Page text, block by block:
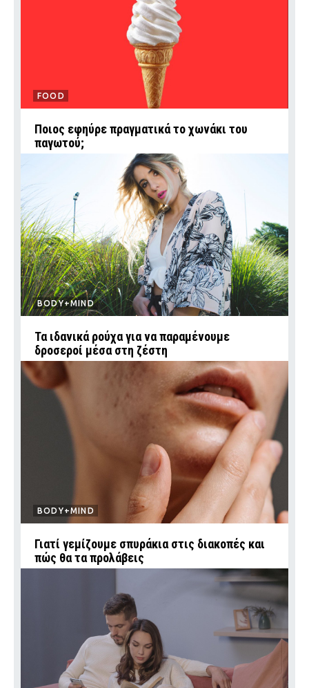
FOOD
Ποιος εφηύρε πραγματικά το χωνάκι του
παγωτού;
BODY+MIND
Τα ιδανικά ρούχα για να παραμένουμε
δροσεροί μέσα στη ζέστη
BODY+MIND
Γιατί γεμίζουμε σπυράκια στις διακοπές και
πώς θα τα προλάβεις